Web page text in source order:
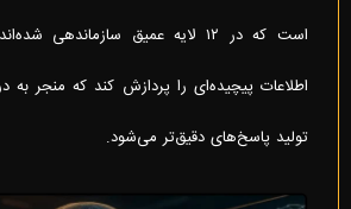
است که در ۱۲ لایه عمیق سازماندهی
اطلاعات پیچیده‌ای را پردازش کند که منجر به
تولید پاسخ‌های دقیق‌تر می‌شود.